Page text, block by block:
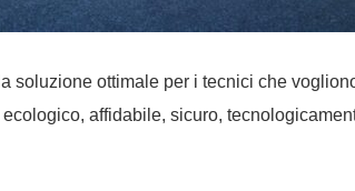
ottimale per i tecnici che
affidabile, sicuro,